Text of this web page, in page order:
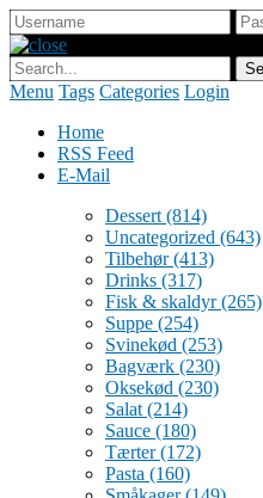
Menu Tags Categories Login
Home
RSS Feed
E-Mail
Dessert (814)
Uncategorized (643)
Tilbehør(413)
Drinks (317)
Fisk & skaldyr(265)
Suppe (254)
Svinekød (253)
Bagværk (230)
Oksekød (230)
Salat (214)
Sauce (180)
Tærter(172)
Pasta (160)